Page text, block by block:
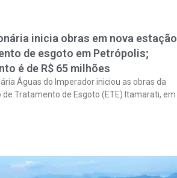
inicia obras em nova estação
de esgoto em Petrópolis;
é de R$ 65 milhões
Águas do Imperador iniciou as obras da
de Tratamento de Esgoto (ETE) Itamarati, em